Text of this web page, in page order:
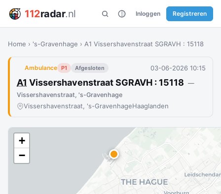
112radar.nl Inloggen Registreren
Home › 's-Gravenhage › A1 Vissershavenstraat SGRAVH : 15118
Ambulance P1 Afgesloten 03-06-2026 10:15
A1 Vissershavenstraat SGRAVH : 15118 —
Vissershavenstraat, 's-Gravenhage
Vissershavenstraat, 's-GravenhageHaaglanden
+
−